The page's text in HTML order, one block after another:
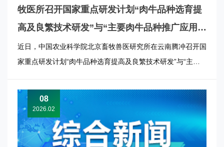
牧医所召开国家重点研发计划“肉牛品种选育提
高及良繁技术研发”与“主要肉牛品种推广应用关
键技术研究”项目年度总结会及推进会
近日，中国农业科学院北京畜牧兽医研究所在云南腾冲召开国
家重点研发计划“肉牛品种选育提高及良繁技术研发”与“主要
度工作推进会。 会上，两个项目的负责人与各课题负责人分
别汇报了2025年度整体进展、课题具体落实情况以及2026年
工作...
08
2026.02